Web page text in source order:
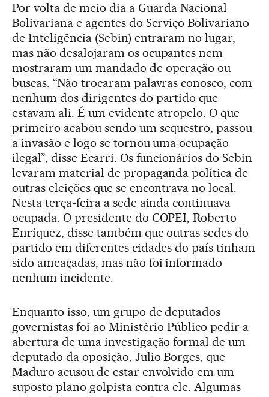
Por volta de meio dia a Guarda Nacional
Bolivariana e agentes do Serviço Bolivariano
de Inteligência (Sebin) entraram no lugar,
mas não desalojaram os ocupantes nem
mostraram um mandado de operação ou
buscas. “Não trocaram palavras conosco, com
nenhum dos dirigentes do partido que
estavam ali. É um evidente atropelo. O que
primeiro acabou sendo um sequestro, passou
a invasão e logo se tornou uma ocupação
ilegal”, disse Ecarri. Os funcionários do Sebin
levaram material de propaganda política de
outras eleições que se encontrava no local.
Nesta terça-feira a sede ainda continuava
ocupada. O presidente do COPEI, Roberto
Enríquez, disse também que outras sedes do
partido em diferentes cidades do país tinham
sido ameaçadas, mas não foi informado
nenhum incidente.
Enquanto isso, um grupo de deputados
governistas foi ao Ministério Público pedir a
abertura de uma investigação formal de um
deputado da oposição, Julio Borges, que
Maduro acusou de estar envolvido em um
suposto plano golpista contra ele. Algumas